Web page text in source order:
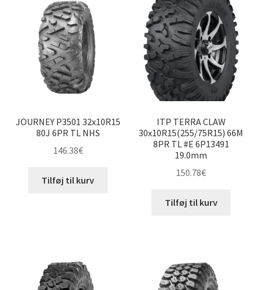
JOURNEY P3501 32x10R15
80J 6PR TL NHS
146.38€
Tilføj til kurv
ITP TERRA CLAW
30x10R15(255/75R15) 66M
8PR TL #E 6P13491
19.0mm
150.78€
Tilføj til kurv